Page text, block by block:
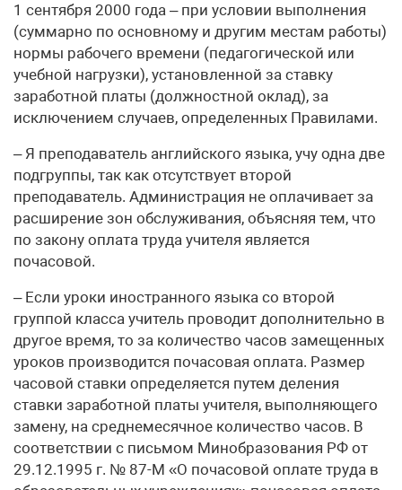
1 сентября 2000 года – при условии выполнения
(суммарно по основному и другим местам работы)
нормы рабочего времени (педагогической или
учебной нагрузки), установленной за ставку
заработной платы (должностной оклад), за
исключением случаев, определенных Правилами.
– Я преподаватель английского языка, учу одна две
подгруппы, так как отсутствует второй
преподаватель. Администрация не оплачивает за
расширение зон обслуживания, объясняя тем, что
по закону оплата труда учителя является
почасовой.
– Если уроки иностранного языка со второй
группой класса учитель проводит дополнительно в
другое время, то за количество часов замещенных
уроков производится почасовая оплата. Размер
часовой ставки определяется путем деления
ставки заработной платы учителя, выполняющего
замену, на среднемесячное количество часов. В
соответствии с письмом Минобразования РФ от
29.12.1995 г. № 87-М «О почасовой оплате труда в